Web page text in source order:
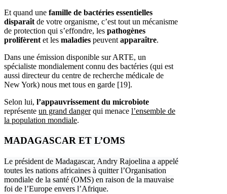
Et quand une famille de bactéries essentielles
disparaît de votre organisme, c’est tout un mécanisme
de protection qui s’effondre, les pathogènes
prolifèrent et les maladies peuvent apparaître.
Dans une émission disponible sur ARTE, un
spécialiste mondialement connu des bactéries (qui est
aussi directeur du centre de recherche médicale de
New York) nous met tous en garde [19].
Selon lui, l’appauvrissement du microbiote
représente un grand dangerqui menace l’ensemble de
la population mondiale.
MADAGASCAR ET L’OMS
Le président de Madagascar, Andry Rajoelina a appelé
toutes les nations africaines à quitter l’Organisation
mondiale de la santé (OMS) en raison de la mauvaise
foi de l’Europe envers l’Afrique.